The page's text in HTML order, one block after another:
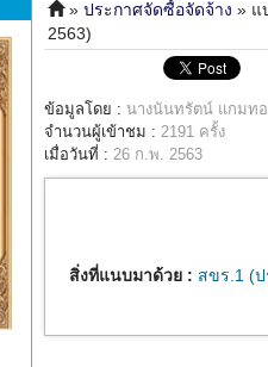
» ประกาศจัดซื้อจัดจ้าง » แ
2563)
ข้อมูลโดย : นางนันทรัตน์ แกมท
จำนวนผู้เข้าชม : 2191 ครั้ง
เมื่อวันที่ : 26 ก.พ. 2563
สิ่งที่แนบมาด้วย : สขร.1 (